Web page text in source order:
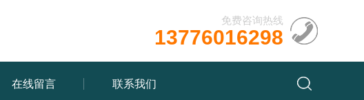
免费咨询热线
13776016298
在线留言 联系我们